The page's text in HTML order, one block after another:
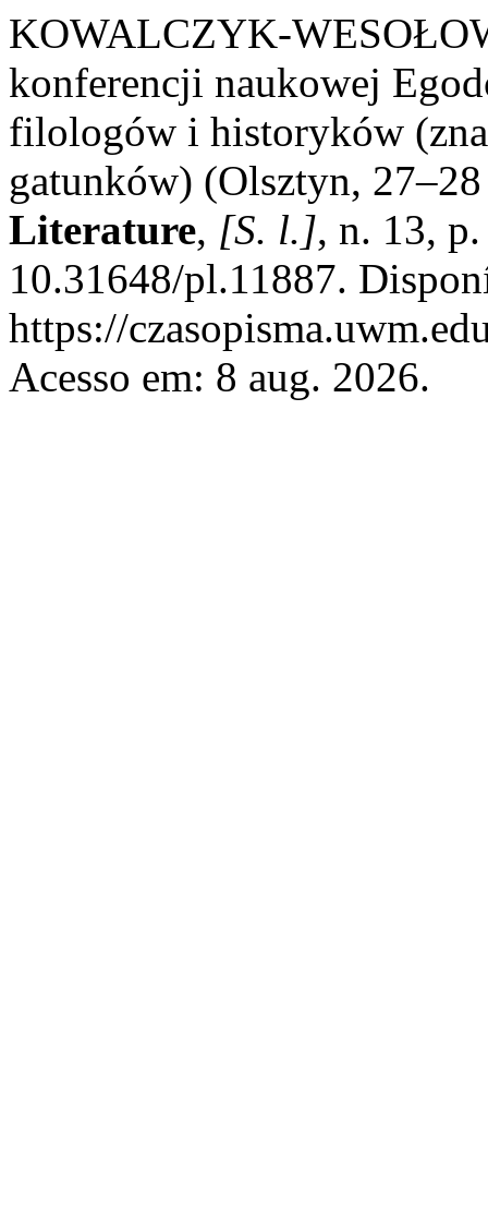
KOWALCZYK-
konferencji naukowej
filologów i historyków
gatunków) (Olsztyn,
Literature, [S. l.], n. 13,
10.31648/pl.11887.
https://
Acesso em: 8 aug. 2026.